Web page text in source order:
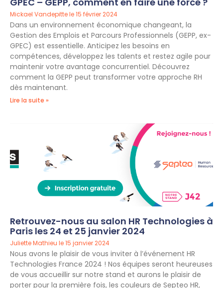
Mickael Vandepitte 15 février 2024
Dans un environnement économique changeant, la
Gestion des Emplois et Parcours Professionnels (GEPP, ex-
GPEC) est essentielle. Anticipez les besoins en
compétences, développez les talents et restez agile pour
maintenir votre avantage concurrentiel. Découvrez
comment la GEPP peut transformer votre approche RH
dès maintenant.
Lire la suite »
Retrouvez-nous au salon HR Technologies à
Paris les 24 et 25 janvier 2024
Juliette Mathieu 15 janvier 2024
Nous avons le plaisir de vous inviter à l’événement HR
Technologies France 2024 ! Nos équipes seront heureuses
de vous accueillir sur notre stand et aurons le plaisir de
porter pour la première fois, les couleurs de Septeo HR,